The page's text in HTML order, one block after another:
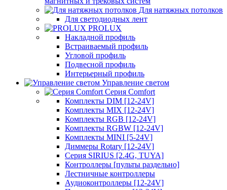
Для натяжных потолков
Для светодиодных лент
PROLUX
Накладной профиль
Встраиваемый профиль
Угловой профиль
Подвесной профиль
Интерьерный профиль
Управление светом
Серия Comfort
Комплекты DIM [12-24V]
Комплекты MIX [12-24V]
Комплекты RGB [12-24V]
Комплекты RGBW [12-24V]
Комплекты MINI [5-24V]
Диммеры Rotary [12-24V]
Серия SIRIUS [2.4G, TUYA]
Контроллеры [пульты раздельно]
Лестничные контроллеры
Аудиоконтроллеры [12-24V]